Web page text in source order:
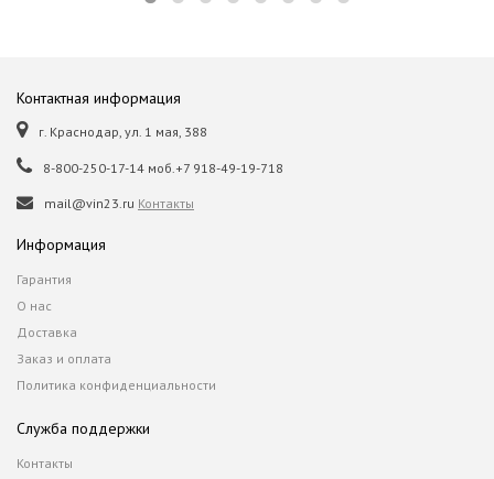
Контактная информация
г. Краснодар, ул. 1 мая, 388
8-800-250-17-14 моб.+7 918-49-19-718
mail@vin23.ru Контакты
Информация
Гарантия
О нас
Доставка
Заказ и оплата
Политика конфиденциальности
Служба поддержки
Контакты